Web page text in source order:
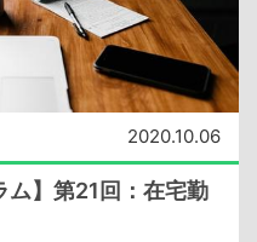
2020.10.06
ム】第21回：在宅勤